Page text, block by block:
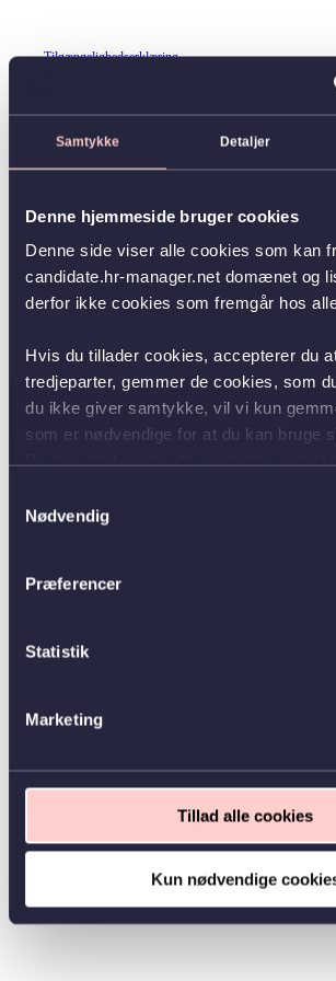
Samtykke Detaljer
Denne hjemmeside bruger cookies
Denne side viser alle cookies som kan
candidate.hr-manager.net domænet og
derfor ikke cookies som fremgår hos
Hvis du tillader cookies, accepterer du
tredjeparter, gemmer de cookies, som
du ikke giver samtykke, vil vi kun
som er nødvendige for at du kan bruge
Nødvendig
Præferencer
Statistik
Marketing
Tillad alle cookies
Kun nødvendige
Tilgængelighedserklæring